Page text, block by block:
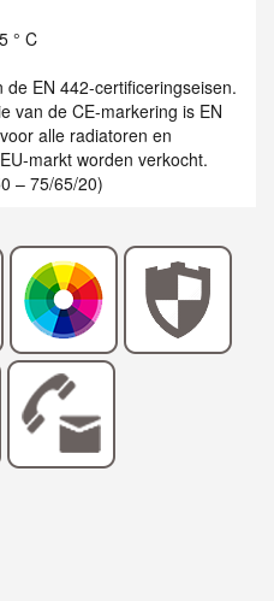
° C
EN 442-certificeringseisen.
van de CE-markering is EN
alle radiatoren en
markt worden verkocht.
– 75/65/20)